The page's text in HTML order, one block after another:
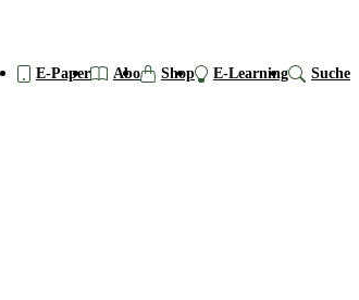
E-Paper Abo Shop E-Learning Suche